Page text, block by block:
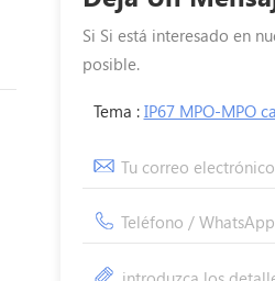
Si Si está interesado en
posible.
Tema : IP67 MPO-MPO